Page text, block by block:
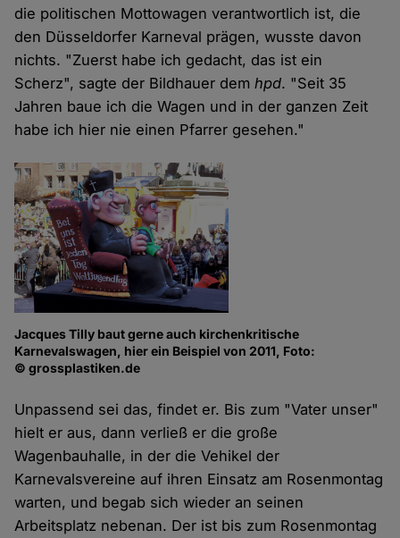
die politischen Mottowagen verantwortlich ist, die
den Düsseldorfer Karneval prägen, wusste davon
nichts. "Zuerst habe ich gedacht, das ist ein
Scherz", sagte der Bildhauer demhpd. "Seit 35
Jahren baue ich die Wagen und in der ganzen Zeit
habe ich hier nie einen Pfarrer gesehen."
Jacques Tilly baut gerne auch kirchenkritische
Karnevalswagen, hier ein Beispiel von 2011, Foto:
© grossplastiken.de
Unpassend sei das, findet er. Bis zum "Vater unser"
hielt er aus, dann verließ er die große
Wagenbauhalle, in der die Vehikel der
Karnevalsvereine auf ihren Einsatz am Rosenmontag
warten, und begab sich wieder an seinen
Arbeitsplatz nebenan. Der ist bis zum Rosenmontag